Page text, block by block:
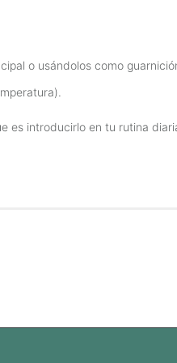
o usándolos como
es introducirlo en tu rutina